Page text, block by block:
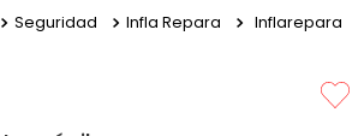
Seguridad Infla Repara
Inflarepara